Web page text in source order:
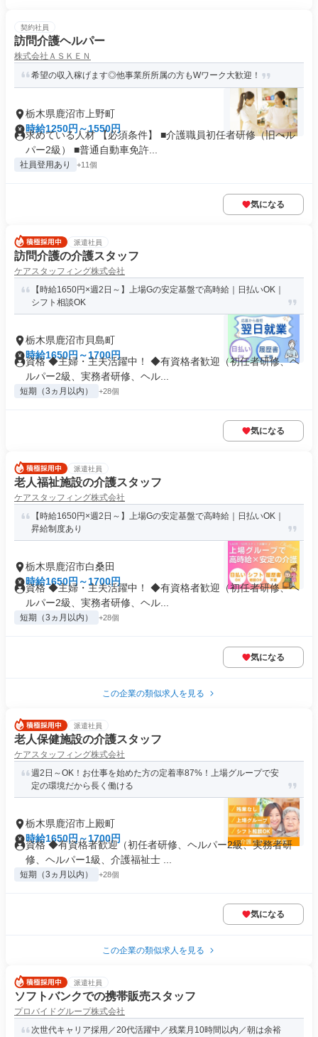
契約社員
訪問介護ヘルパー
株式会社ＡＳＫＥＮ
希望の収入稼げます◎他事業所所属の方もWワーク大歓迎！
栃木県鹿沼市上野町
時給1250円～1550円
求めている人材 【必須条件】 ■介護職員初任者研修（旧ヘル
パー2級） ■普通自動車免許...
社員登用あり +11個
気になる
派遣社員
訪問介護の介護スタッフ
ケアスタッフィング株式会社
【時給1650円×週2日～】上場Gの安定基盤で高時給｜日払いOK｜
シフト相談OK
栃木県鹿沼市貝島町
時給1650円～1700円
資格 ◆主婦・主夫活躍中！ ◆有資格者歓迎（初任者研修、ヘ
ルパー2級、実務者研修、ヘル...
短期（3ヵ月以内） +28個
気になる
派遣社員
老人福祉施設の介護スタッフ
ケアスタッフィング株式会社
【時給1650円×週2日～】上場Gの安定基盤で高時給｜日払いOK｜
昇給制度あり
栃木県鹿沼市白桑田
時給1650円～1700円
資格 ◆主婦・主夫活躍中！ ◆有資格者歓迎（初任者研修、ヘ
ルパー2級、実務者研修、ヘル...
短期（3ヵ月以内） +28個
気になる
この企業の類似求人を見る
派遣社員
老人保健施設の介護スタッフ
ケアスタッフィング株式会社
週2日～OK！お仕事を始めた方の定着率87%！上場グループで安
定の環境だから長く働ける
栃木県鹿沼市上殿町
時給1650円～1700円
資格 ◆有資格者歓迎（初任者研修、ヘルパー2級、実務者研
修、ヘルパー1級、介護福祉士 ...
短期（3ヵ月以内） +28個
気になる
この企業の類似求人を見る
派遣社員
ソフトバンクでの携帯販売スタッフ
プロバイドグループ株式会社
次世代キャリア採用／20代活躍中／残業月10時間以内／朝は余裕